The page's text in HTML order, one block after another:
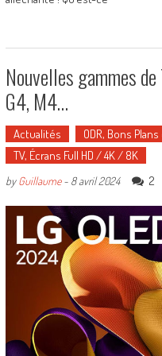
Nouvelles gammes
G4, M4…
Actualités
ODR, Bons
TV, Écrans Full HD / 4K / 8K
byGuillaume- 8 avril 2024 2